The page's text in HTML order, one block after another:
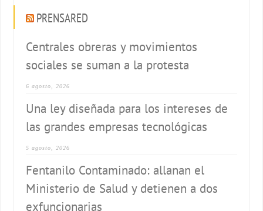
PRENSARED
Centrales obreras y movimientos
sociales se suman a la protesta
6 agosto, 2026
Una ley diseñada para los intereses de
las grandes empresas tecnológicas
5 agosto, 2026
Fentanilo Contaminado: allanan el
Ministerio de Salud y detienen a dos
exfuncionarias